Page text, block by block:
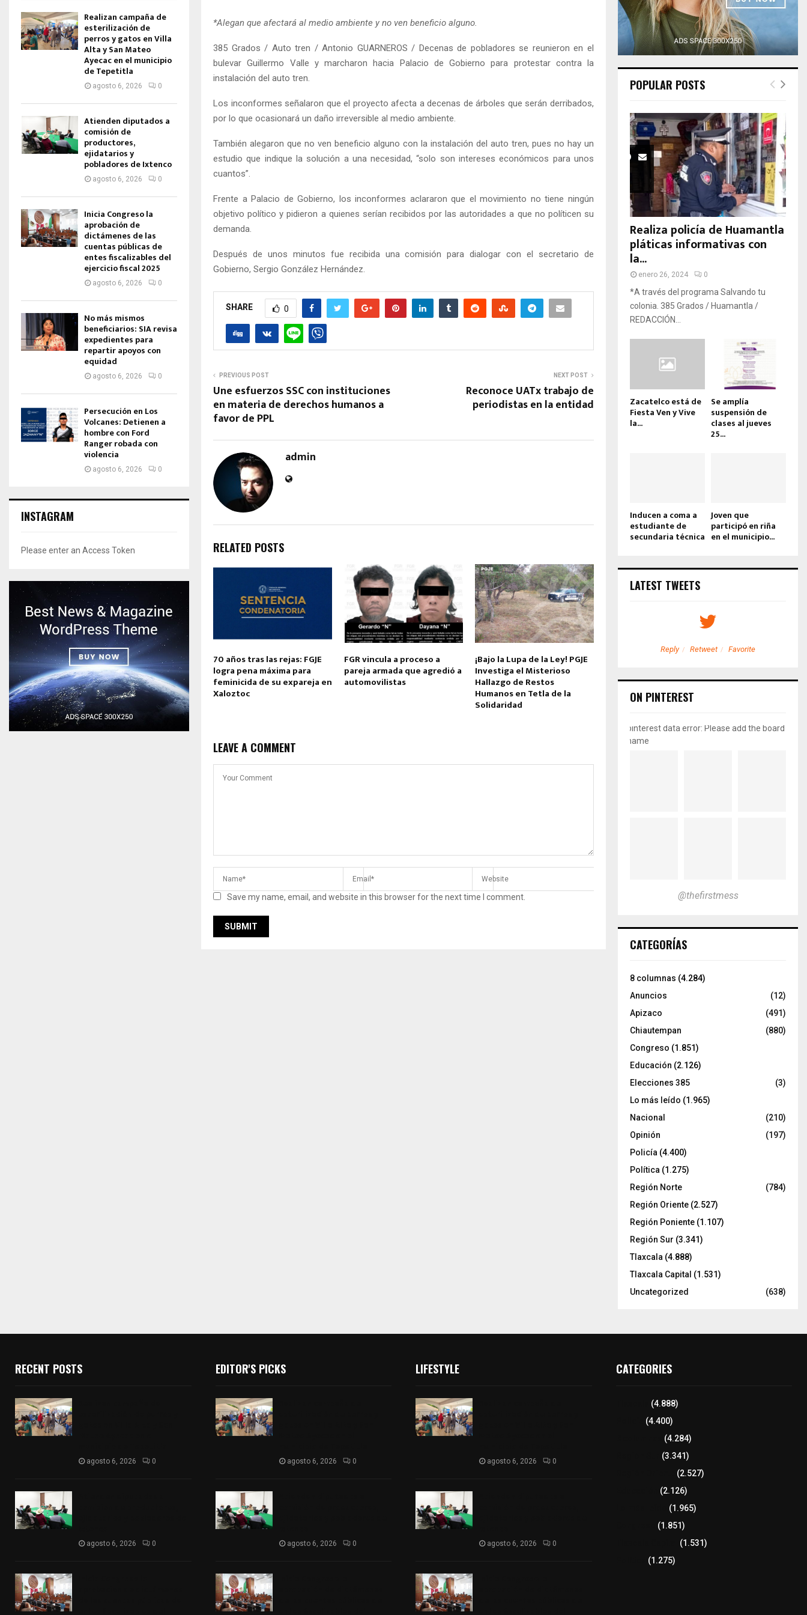
*Alegan que afectará al medio ambiente y no ven beneficio alguno.
385 Grados / Auto tren / Antonio GUARNEROS / Decenas de pobladores se reunieron en el
bulevar Guillermo Valle y marcharon hacia Palacio de Gobierno para protestar contra la
instalación del auto tren.
Los inconformes señalaron que el proyecto afecta a decenas de árboles que serán derribados,
por lo que ocasionará un daño irreversible al medio ambiente.
También alegaron que no ven beneficio alguno con la instalación del auto tren, pues no hay un
estudio que indique la solución a una necesidad, “solo son intereses económicos para unos
cuantos”.
Frente a Palacio de Gobierno, los inconformes aclararon que el movimiento no tiene ningún
objetivo político y pidieron a quienes serían recibidos por las autoridades a que no políticen su
demanda.
Después de unos minutos fue recibida una comisión para dialogar con el secretario de
Gobierno, Sergio González Hernández.
SHARE 0
PREVIOUS POST
Une esfuerzos SSC con instituciones
en materia de derechos humanos a
favor de PPL
NEXT POST
Reconoce UATx trabajo de
periodistas en la entidad
admin
RELATED POSTS
70 años tras las rejas: FGJE
logra pena máxima para
feminicida de su expareja en
Xaloztoc
FGR vincula a proceso a
pareja armada que agredió a
automovilistas
¡Bajo la Lupa de la Ley! PGJE
Investiga el Misterioso
Hallazgo de Restos
Humanos en Tetla de la
Solidaridad
LEAVE A COMMENT
Save my name, email, and website in this browser for the next time I comment.
Realizan campaña de
esterilización de
perros y gatos en Villa
Alta y San Mateo
Ayecac en el municipio
de Tepetitla
agosto 6, 2026 0
Atienden diputados a
comisión de
productores,
ejidatarios y
pobladores de Ixtenco
agosto 6, 2026 0
Inicia Congreso la
aprobación de
dictámenes de las
cuentas públicas de
entes fiscalizables del
ejercicio fiscal 2025
agosto 6, 2026 0
No más mismos
beneficiarios: SIA revisa
expedientes para
repartir apoyos con
equidad
agosto 6, 2026 0
Persecución en Los
Volcanes: Detienen a
hombre con Ford
Ranger robada con
violencia
agosto 6, 2026 0
INSTAGRAM
Please enter an Access Token
POPULAR POSTS
Realiza policía de Huamantla
pláticas informativas con
la...
enero 26, 2024 0
*A través del programa Salvando tu
colonia. 385 Grados / Huamantla /
REDACCIÓN...
Zacatelco está de
Fiesta Ven y Vive
la...
Se amplía
suspensión de
clases al jueves
25...
Inducen a coma a
estudiante de
secundaria técnica
Joven que
participó en riña
en el municipio...
LATEST TWEETS
Reply Retweet Favorite
ON PINTEREST
pinterest data error: Please add the board
name
@thefirstmess
CATEGORÍAS
8 columnas (4.284)
Anuncios
(12)
Apizaco
(491)
Chiautempan
(880)
Congreso (1.851)
Educación (2.126)
Elecciones 385
(3)
Lo más leído (1.965)
Nacional
(210)
Opinión
(197)
Policía (4.400)
Política (1.275)
Región Norte
(784)
Región Oriente (2.527)
Región Poniente (1.107)
Región Sur (3.341)
Tlaxcala (4.888)
Tlaxcala Capital (1.531)
Uncategorized
(638)
RECENT POSTS
agosto 6, 2026 0
agosto 6, 2026 0
EDITOR'S PICKS
agosto 6, 2026 0
agosto 6, 2026 0
LIFESTYLE
agosto 6, 2026 0
agosto 6, 2026 0
CATEGORIES
(4.888)
(4.400)
(4.284)
(3.341)
(2.527)
(2.126)
(1.965)
(1.851)
(1.531)
(1.275)